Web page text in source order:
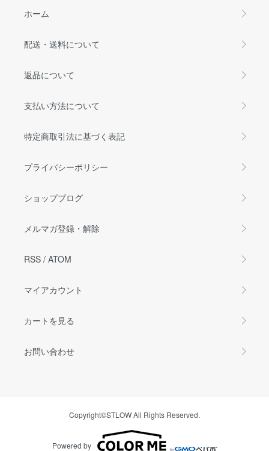
ホーム
配送・送料について
返品について
支払い方法について
特定商取引法に基づく表記
プライバシーポリシー
ショップブログ
メルマガ登録・解除
RSS / ATOM
マイアカウント
カートを見る
お問い合わせ
Copyright©STLOW All Rights Reserved.
Powered by